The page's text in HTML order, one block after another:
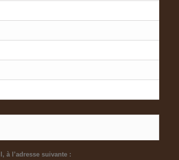
à l’adresse suivante :